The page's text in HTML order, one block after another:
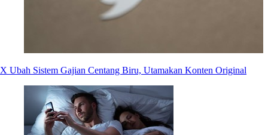
X Ubah Sistem Gajian Centang Biru, Utamakan Konten Original